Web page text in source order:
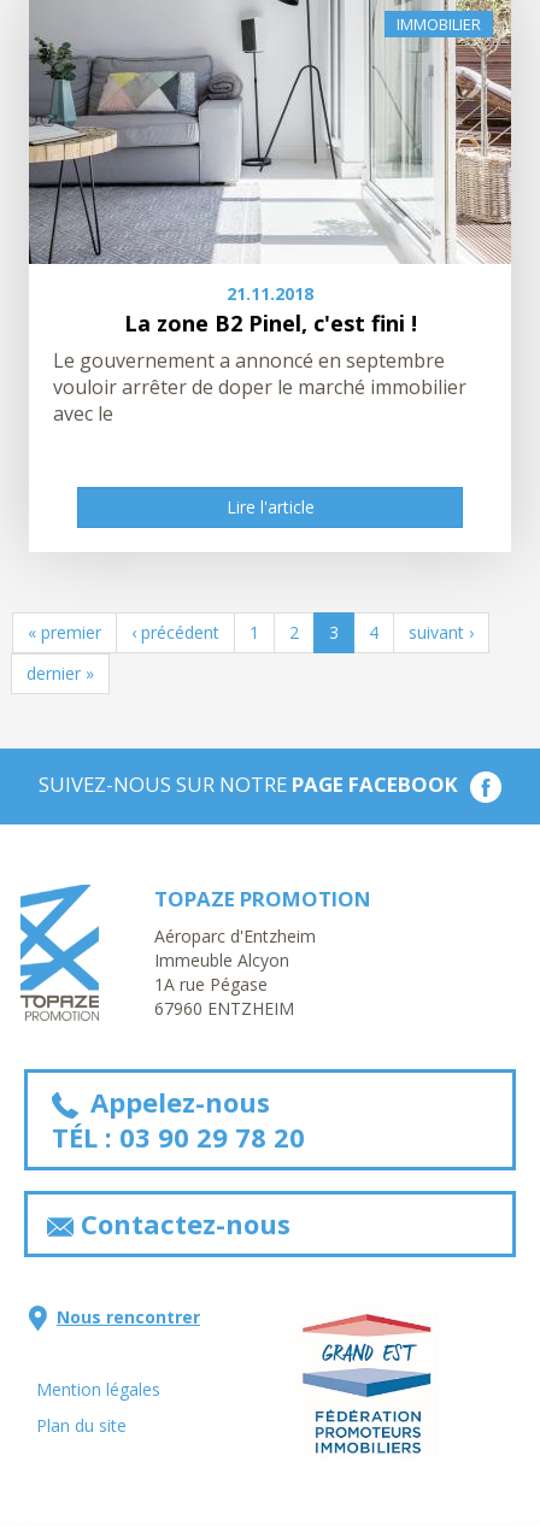
IMMOBILIER
21.11.2018
La zone B2 Pinel, c'est fini !
Le gouvernement a annoncé en septembre
vouloir arrêter de doper le marché immobilier
avec le
Lire l'article
Lire l'article
« premier ‹ précédent 1 2 3 4
suivant ›
dernier »
SUIVEZ-NOUS SUR NOTRE PAGE FACEBOOK
TOPAZE PROMOTION
Aéroparc d'Entzheim
Immeuble Alcyon
1A rue Pégase
67960 ENTZHEIM
Appelez-nous
TÉL : 03 90 29 78 20
Contactez-nous
Nous rencontrer
Mention légales
Plan du site